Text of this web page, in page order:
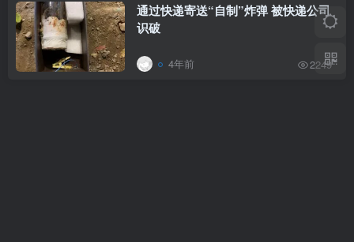
通过快递寄送“自制”炸弹 被快递公司
识破
4年前 2249